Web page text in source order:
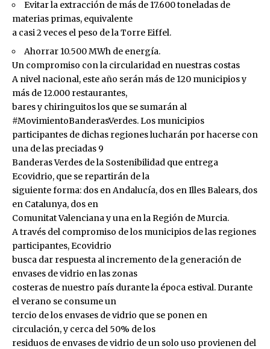
Evitar la extracción de más de 17.600 toneladas de
materias primas, equivalente
a casi 2 veces el peso de la Torre Eiffel.
Ahorrar 10.500 MWh de energía.
Un compromiso con la circularidad en nuestras costas
A nivel nacional, este año serán más de 120 municipios y
más de 12.000 restaurantes,
bares y chiringuitos los que se sumarán al
#MovimientoBanderasVerdes. Los municipios
participantes de dichas regiones lucharán por hacerse con
una de las preciadas 9
Banderas Verdes de la Sostenibilidad que entrega
Ecovidrio, que se repartirán de la
siguiente forma: dos en Andalucía, dos en Illes Balears, dos
en Catalunya, dos en
Comunitat Valenciana y una en la Región de Murcia.
A través del compromiso de los municipios de las regiones
participantes, Ecovidrio
busca dar respuesta al incremento de la generación de
envases de vidrio en las zonas
costeras de nuestro país durante la época estival. Durante
el verano se consume un
tercio de los envases de vidrio que se ponen en
circulación, y cerca del 50% de los
residuos de envases de vidrio de un solo uso provienen del